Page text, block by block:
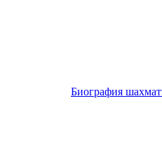
Биография